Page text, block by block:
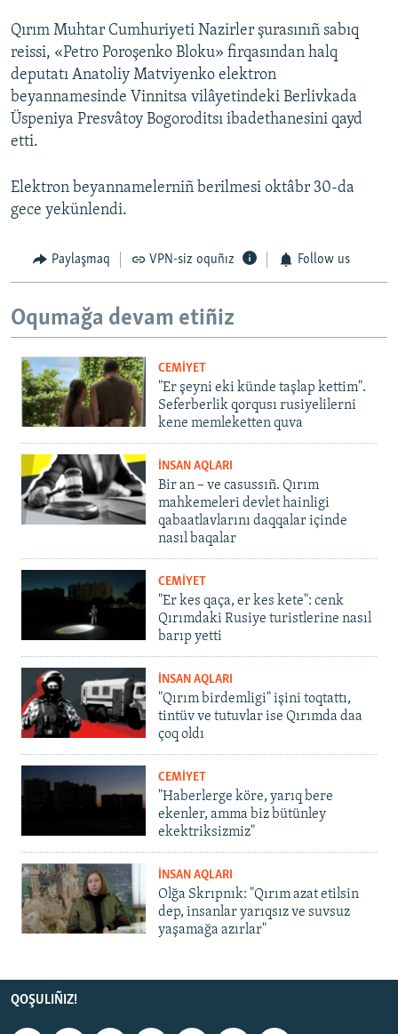
Qırım Muhtar Cumhuriyeti Nazirler şurasınıñ sabıq
reissi, «Petro Poroşenko Bloku» firqasından halq
deputatı Anatoliy Matviyenko elektron
beyannamesinde Vinnitsa vilâyetindeki Berlivkada
Üspeniya Presvâtoy Bogoroditsı ibadethanesini qayd
etti.
Elektron beyannamelerniñ berilmesi oktâbr 30-da
gece yekünlendi.
Paylaşmaq VPN-siz oquñız Follow us
Oqumağa devam etiñiz
CEMİYET
"Er şeyni eki künde taşlap kettim".
Seferberlik qorqusı rusiyelilerni
kene memleketten quva
İNSAN AQLARI
Bir an – ve casussıñ. Qırım
mahkemeleri devlet hainligi
qabaatlavlarını daqqalar içinde
nasıl baqalar
CEMİYET
"Er kes qaça, er kes kete": cenk
Qırımdaki Rusiye turistlerine nasıl
barıp yetti
İNSAN AQLARI
"Qırım birdemligi" işini toqtattı,
tintüv ve tutuvlar ise Qırımda daa
çoq oldı
CEMİYET
"Haberlerge köre, yarıq bere
ekenler, amma biz bütünley
ekektriksizmiz"
İNSAN AQLARI
Olğa Skrıpnık: "Qırım azat etilsin
dep, insanlar yarıqsız ve suvsuz
yaşamağa azırlar"
QOŞULIÑIZ!